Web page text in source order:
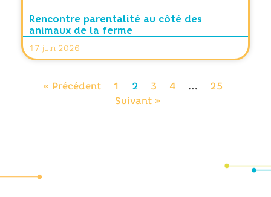
Rencontre parentalité au côté des
animaux de la ferme
17 juin 2026
« Précédent 1 2 3 4 …
25
Suivant »